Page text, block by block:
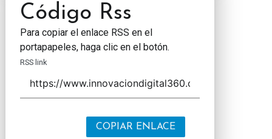
Código Rss
Para copiar el enlace RSS en el
portapapeles, haga clic en el botón.
RSS link
COPIAR ENLACE